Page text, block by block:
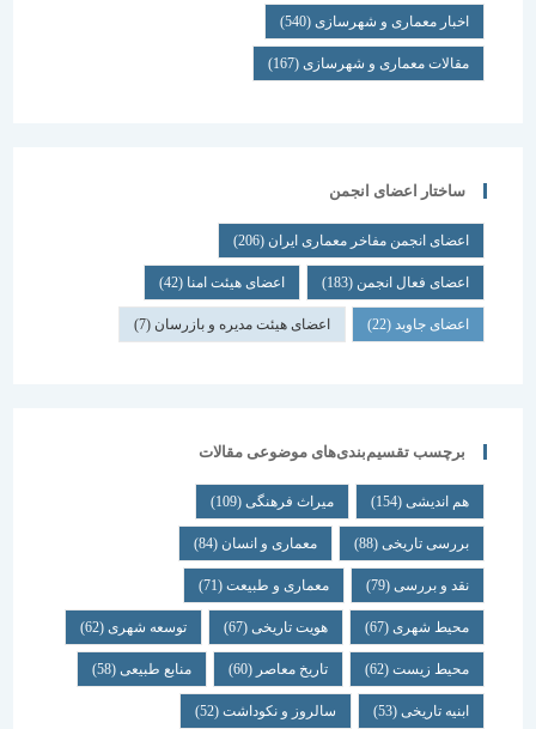
اخبار معماری و شهرسازی(540)
مقالات معماری و شهرسازی(167)
ساختار اعضای انجمن
اعضای انجمن مفاخر معماری ایران (206)
اعضای فعال انجمن(183) اعضای هیئت امنا(42)
اعضای جاوید(22) اعضای هیئت مدیره و بازرسان(7)
برچسب تقسیم‌بندی‌های موضوعی مقالات
هم اندیشی (154) میراث فرهنگی (109)
بررسی تاریخی (88) معماری و انسان (84)
نقد و بررسی (79) معماری و طبیعت (71)
محیط شهری(67) هویت تاریخی(67) توسعه شهری(62)
محیط زیست(62) تاریخ معاصر(60) منابع طبیعی(58)
ابنیه تاریخی(53) سالروز و نکوداشت(52)